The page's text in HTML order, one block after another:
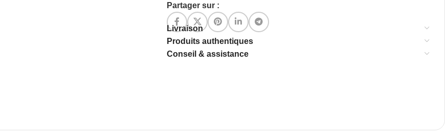
Partager sur :
Livraison
Produits authentiques
Conseil & assistance